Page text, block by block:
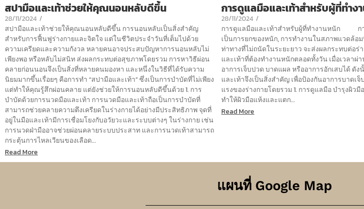
สปามือและเท้าช่วยให้คุณนอนหลับดีขึ้น
28/11/2024 /
สปามือและเท้าช่วยให้คุณนอนหลับดีขึ้น การนอนหลับเป็นสิ่งสำคัญ
สำหรับการฟื้นฟูร่างกายและจิตใจ แต่ในชีวิตประจำวันที่เต็มไปด้วย
ความเครียดและความกังวล หลายคนอาจประสบปัญหาการนอนหลับไม่
เพียงพอ หรือหลับไม่สนิท ส่งผลกระทบต่อสุขภาพโดยรวม การหาวิธีผ่อน
คลายก่อนนอนจึงเป็นสิ่งที่หลายคนมองหา และหนึ่งในวิธีที่ได้รับความ
นิยมมากขึ้นเรื่อยๆ คือการทำ “สปามือและเท้า” ซึ่งเป็นการบำบัดที่ไม่เพียง
แต่ทำให้คุณรู้สึกผ่อนคลาย แต่ยังช่วยให้การนอนหลับดีขึ้นด้วย 1. การ
บำบัดด้วยการนวดมือและเท้า การนวดมือและเท้าถือเป็นการบำบัดที่
สามารถช่วยคลายความตึงเครียดในร่างกายได้อย่างมีประสิทธิภาพ จุดที่
อยู่ในมือและเท้ามีการเชื่อมโยงกับอวัยวะและระบบต่างๆ ในร่างกาย เช่น
การนวดฝ่ามืออาจช่วยผ่อนคลายระบบประสาท และการนวดเท้าสามารถ
กระตุ้นการไหลเวียนของเลือด...
Read More
การดูแลมือและเท้าสำหรับผู้ที่ทำง
28/11/2024 /
การดูแลมือและเท้าสำหรับผู้ที่ทำงานหนัก กา
เป็นการยกของหนัก, การทำงานในสภาพแวดล้อ
ท่าทางที่ไม่ถนัดในระยะยาว จะส่งผลกระทบต่อร่
และเท้าที่ต้องทำงานหนักตลอดทั้งวัน เมื่อเวลาผ่า
อาการเจ็บปวด บาดแผล หรืออาการอักเสบได้ ดั
และเท้าจึงเป็นสิ่งสำคัญ เพื่อป้องกันอาการบาดเ
แรงของร่างกายโดยรวม 1. การดูแลมือ บำรุงผิว
ทำให้ผิวมือแห้งและแตก...
Read More
แผนที่ Google Map